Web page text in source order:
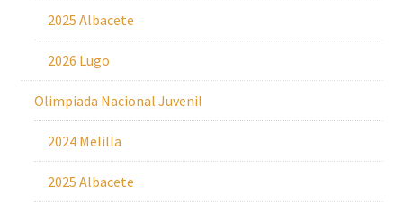
2025 Albacete
2026 Lugo
Olimpiada Nacional Juvenil
2024 Melilla
2025 Albacete